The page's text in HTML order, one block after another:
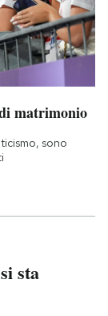
matrimonio
sono
sta